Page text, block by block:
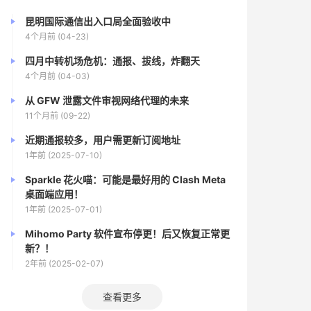
昆明国际通信出入口局全面验收中
4个月前 (04-23)
四月中转机场危机：通报、拔线，炸翻天
4个月前 (04-03)
从 GFW 泄露文件审视网络代理的未来
11个月前 (09-22)
近期通报较多，用户需更新订阅地址
1年前 (2025-07-10)
Sparkle 花火喵：可能是最好用的 Clash Meta
桌面端应用！
1年前 (2025-07-01)
Mihomo Party 软件宣布停更！后又恢复正常更
新？！
2年前 (2025-02-07)
查看更多